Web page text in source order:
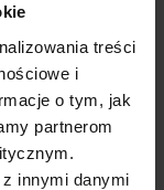
treści
i
o tym, jak
partnerom
innymi danymi